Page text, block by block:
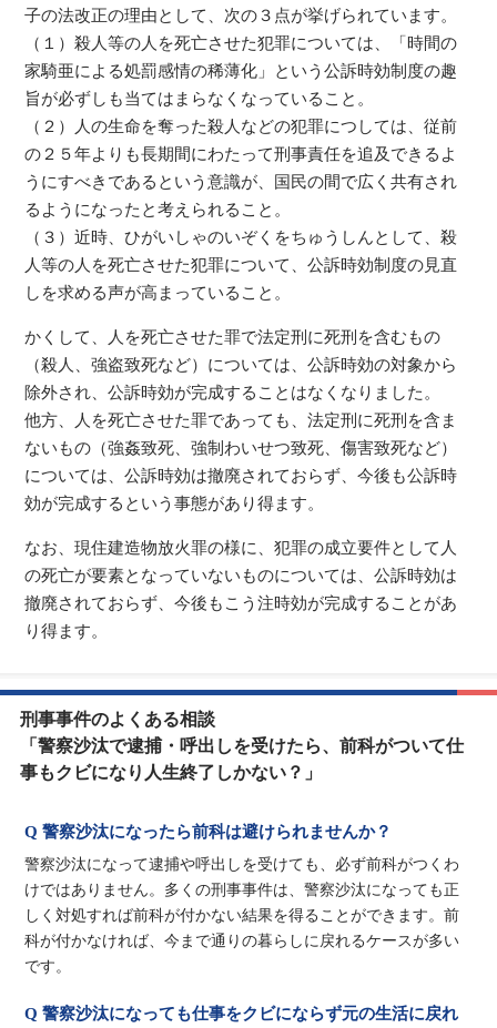
子の法改正の理由として、次の３点が挙げられています。
（１）殺人等の人を死亡させた犯罪については、「時間の
家騎亜による処罰感情の稀薄化」という公訴時効制度の趣
旨が必ずしも当てはまらなくなっていること。
（２）人の生命を奪った殺人などの犯罪につしては、従前
の２５年よりも長期間にわたって刑事責任を追及できるよ
うにすべきであるという意識が、国民の間で広く共有され
るようになったと考えられること。
（３）近時、ひがいしゃのいぞくをちゅうしんとして、殺
人等の人を死亡させた犯罪について、公訴時効制度の見直
しを求める声が高まっていること。
かくして、人を死亡させた罪で法定刑に死刑を含むもの
（殺人、強盗致死など）については、公訴時効の対象から
除外され、公訴時効が完成することはなくなりました。
他方、人を死亡させた罪であっても、法定刑に死刑を含ま
ないもの（強姦致死、強制わいせつ致死、傷害致死など）
については、公訴時効は撤廃されておらず、今後も公訴時
効が完成するという事態があり得ます。
なお、現住建造物放火罪の様に、犯罪の成立要件として人
の死亡が要素となっていないものについては、公訴時効は
撤廃されておらず、今後もこう注時効が完成することがあ
り得ます。
刑事事件のよくある相談
「警察沙汰で逮捕・呼出しを受けたら、前科がついて仕
事もクビになり人生終了しかない？」
Q 警察沙汰になったら前科は避けられませんか？
警察沙汰になって逮捕や呼出しを受けても、必ず前科がつくわ
けではありません。多くの刑事事件は、警察沙汰になっても正
しく対処すれば前科が付かない結果を得ることができます。前
科が付かなければ、今まで通りの暮らしに戻れるケースが多い
です。
Q 警察沙汰になっても仕事をクビにならず元の生活に戻れ